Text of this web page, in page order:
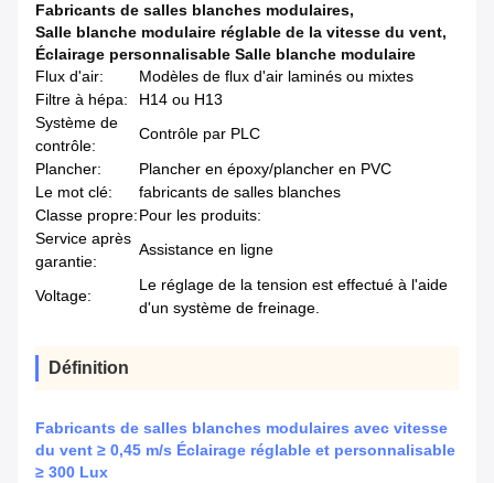
Fabricants de salles blanches modulaires,
Salle blanche modulaire réglable de la vitesse du vent,
Éclairage personnalisable Salle blanche modulaire
Flux d'air:
Modèles de flux d'air laminés ou mixtes
Filtre à hépa:
H14 ou H13
Système de
contrôle:
Contrôle par PLC
Plancher:
Plancher en époxy/plancher en PVC
Le mot clé:
fabricants de salles blanches
Classe propre:Pour les produits:
Service après
garantie:
Assistance en ligne
Voltage:
Le réglage de la tension est effectué à l'aide
d'un système de freinage.
Définition
Fabricants de salles blanches modulaires avec vitesse
du vent ≥ 0,45 m/s Éclairage réglable et personnalisable
≥ 300 Lux